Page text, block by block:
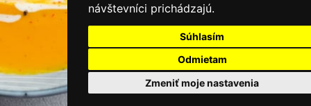
návštevníci prichádzajú.
Súhlasím
Odmietam
Zmeniť moje nastavenia
Cookies
Moje KamNaMenu
Pridať reštauráciu
Cenník balíkov